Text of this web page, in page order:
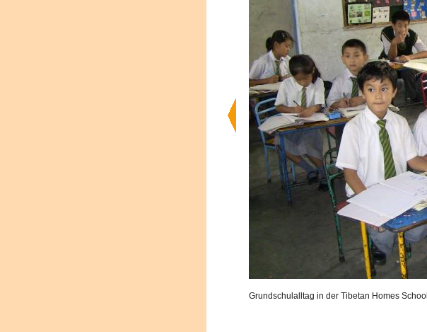
Grundschulalltag in der Tibetan Homes School